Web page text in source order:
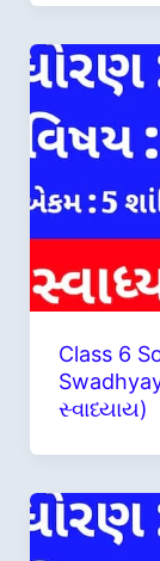
Class 6
સ્વાધ્યાય)